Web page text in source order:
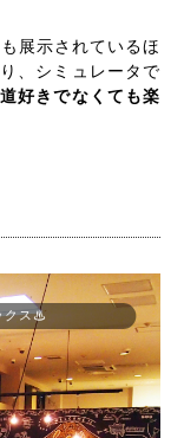
展示されているほ
、シミュレータで
好きでなくても楽
クス♨